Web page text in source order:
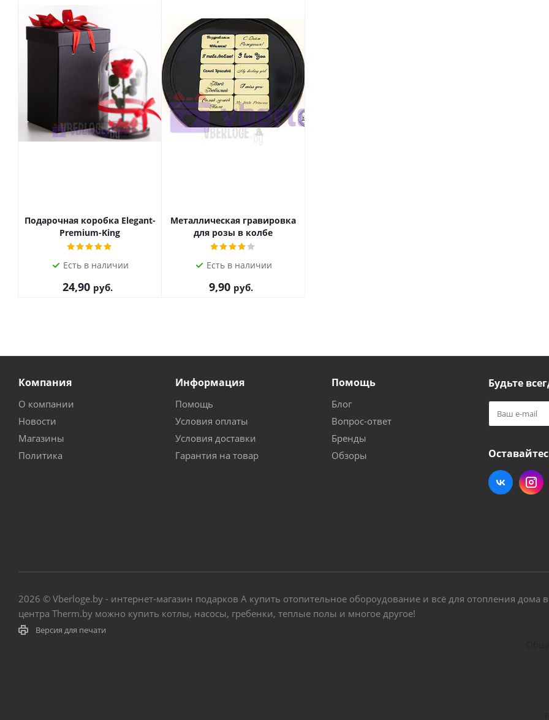
Подарочная коробка Elegant-
Premium-King
Есть в наличии
24,90 руб.
Металлическая гравировка
для розы в колбе
Есть в наличии
9,90 руб.
Компания
О компании
Новости
Магазины
Политика
Информация
Помощь
Условия оплаты
Условия доставки
Гарантия на товар
Помощь
Блог
Вопрос-ответ
Бренды
Обзоры
Будьте
2026 © Vberloge.by - интернет-магазин подарков А купить отопительное обороудование и всё для отопления
центра Therm.by можно купить котлы, насосы, гребенки, теплые полы и многое другое!
Версия для печати